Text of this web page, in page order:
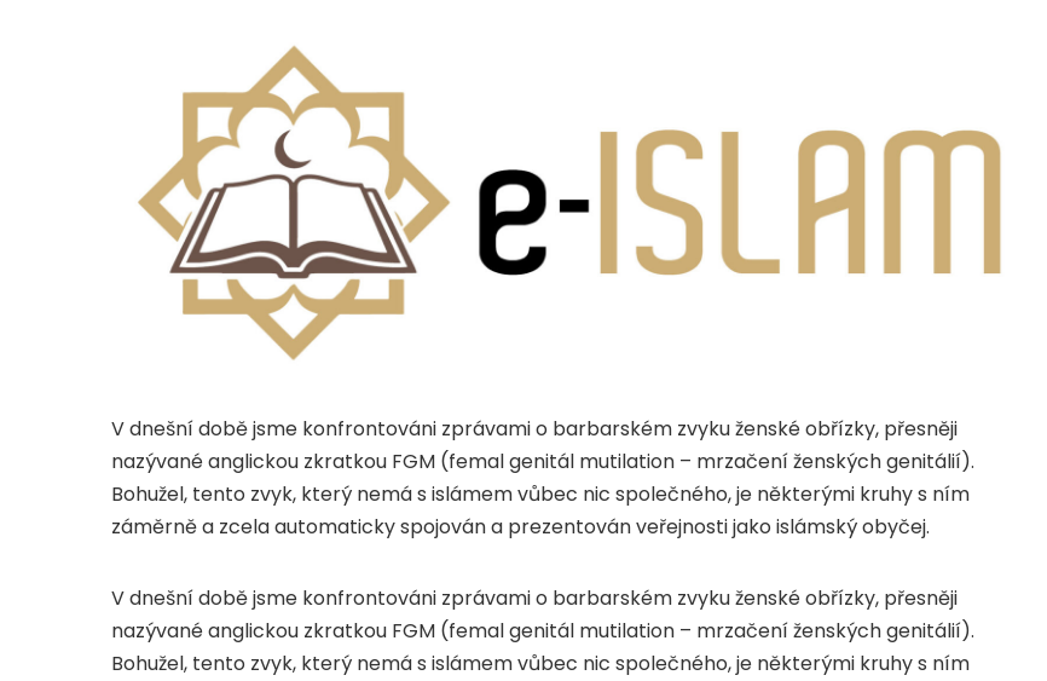
V dnešní době jsme konfrontováni zprávami o barbarském zvyku ženské obřízky, přesněji
nazývané anglickou zkratkou FGM (femal genitál mutilation – mrzačení ženských genitálií).
Bohužel, tento zvyk, který nemá s islámem vůbec nic společného, je některými kruhy s ním
záměrně a zcela automaticky spojován a prezentován veřejnosti jako islámský obyčej.
V dnešní době jsme konfrontováni zprávami o barbarském zvyku ženské obřízky, přesněji
nazývané anglickou zkratkou FGM (femal genitál mutilation – mrzačení ženských genitálií).
Bohužel, tento zvyk, který nemá s islámem vůbec nic společného, je některými kruhy s ním